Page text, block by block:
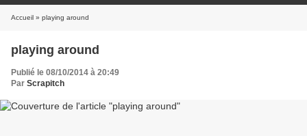
Accueil » playing around
playing around
Publié le 08/10/2014 à 20:49
Par Scrapitch